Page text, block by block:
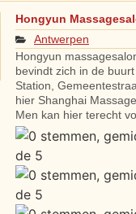
Hongyun
Antwerpen
Hongyun
bevindt zich in de
Station,
hier Shanghai
Men kan hier terecht